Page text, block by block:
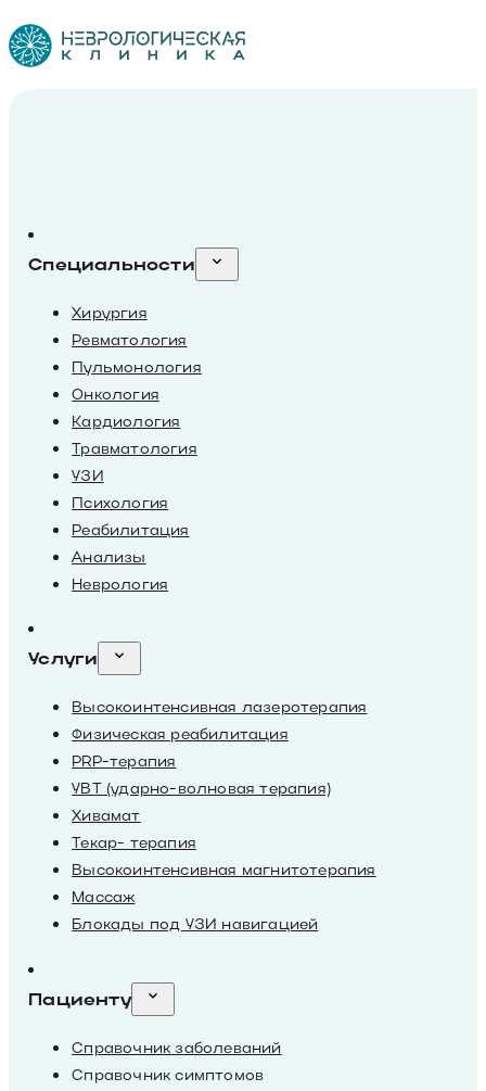
Специальности
Хирургия
Ревматология
Пульмонология
Онкология
Кардиология
Травматология
УЗИ
Психология
Реабилитация
Анализы
Неврология
Услуги
Высокоинтенсивная лазеротерапия
Физическая реабилитация
PRP-терапия
УВТ (ударно-волновая терапия)
Хивамат
Текар- терапия
Высокоинтенсивная магнитотерапия
Массаж
Блокады под УЗИ навигацией
Пациенту
Справочник заболеваний
Справочник симптомов